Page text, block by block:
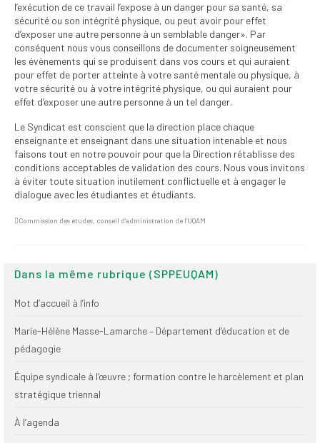
SCCUQ info
SCCUQ intervention
l’exécution de ce travail l’expose à un danger pour sa santé, sa
sécurité ou son intégrité physique, ou peut avoir pour effet
d’exposer une autre personne à un semblable danger». Par
conséquent nous vous conseillons de documenter soigneusement
les évènements qui se produisent dans vos cours et qui auraient
pour effet de porter atteinte à votre santé mentale ou physique, à
votre sécurité ou à votre intégrité physique, ou qui auraient pour
effet d’exposer une autre personne à un tel danger.
Le Syndicat est conscient que la direction place chaque
enseignante et enseignant dans une situation intenable et nous
faisons tout en notre pouvoir pour que la Direction rétablisse des
conditions acceptables de validation des cours. Nous vous invitons
à éviter toute situation inutilement conflictuelle et à engager le
dialogue avec les étudiantes et étudiants.
Commission des études, conseil d’administration de l’UQAM
Dans la même rubrique (SPPEUQAM)
Mot d’accueil à l’info
Marie-Hélène Masse-Lamarche – Département d’éducation et de
pédagogie
Équipe syndicale à l’œuvre ; formation contre le harcèlement et plan
stratégique triennal
À l’agenda